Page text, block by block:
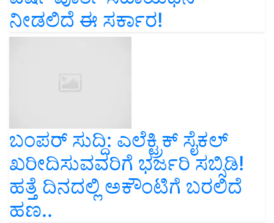
ನೀಡಲಿದೆ ಈ ಸರ್ಕಾರ!
ಬಂಪರ್ ಸುದ್ದಿ: ಎಲೆಕ್ಟ್ರಿಕ್ ಸೈಕಲ್
ಖರೀದಿಸುವವರಿಗೆ ಭರ್ಜರಿ ಸಬ್ಸಿಡಿ!
ಹತ್ತೆ ದಿನದಲ್ಲಿ ಅಕೌಂಟಿಗೆ ಬರಲಿದೆ
ಹಣ..